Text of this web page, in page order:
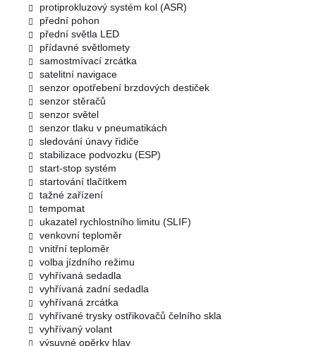
protiprokluzový systém kol (ASR)
přední pohon
přední světla LED
přídavné světlomety
samostmívací zrcátka
satelitní navigace
senzor opotřebení brzdových destiček
senzor stěračů
senzor světel
senzor tlaku v pneumatikách
sledování únavy řidiče
stabilizace podvozku (ESP)
start-stop systém
startování tlačítkem
tažné zařízení
tempomat
ukazatel rychlostního limitu (SLIF)
venkovní teploměr
vnitřní teploměr
volba jízdního režimu
vyhřívaná sedadla
vyhřívaná zadní sedadla
vyhřívaná zrcátka
vyhřívané trysky ostřikovačů čelního skla
vyhřívaný volant
výsuvné opěrky hlav